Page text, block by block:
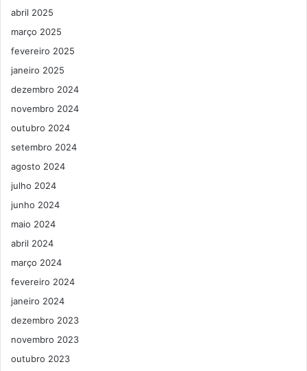
abril 2025
março 2025
fevereiro 2025
janeiro 2025
dezembro 2024
novembro 2024
outubro 2024
setembro 2024
agosto 2024
julho 2024
junho 2024
maio 2024
abril 2024
março 2024
fevereiro 2024
janeiro 2024
dezembro 2023
novembro 2023
outubro 2023